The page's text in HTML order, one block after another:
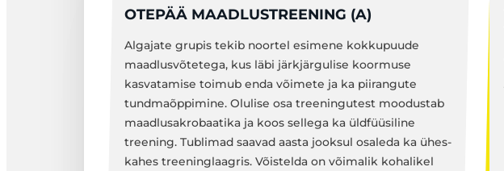
OTEPÄÄ MAADLUSTREENING (A)
Algajate grupis tekib noortel esimene kokkupuude
maadlusvõtetega, kus läbi järkjärgulise koormuse
kasvatamise toimub enda võimete ja ka piirangute
tundmaõppimine. Olulise osa treeningutest moodustab
maadlusakrobaatika ja koos sellega ka üldfüüsiline
treening. Tublimad saavad aasta jooksul osaleda ka ühes-
kahes treeninglaagris. Võistelda on võimalik kohalikel